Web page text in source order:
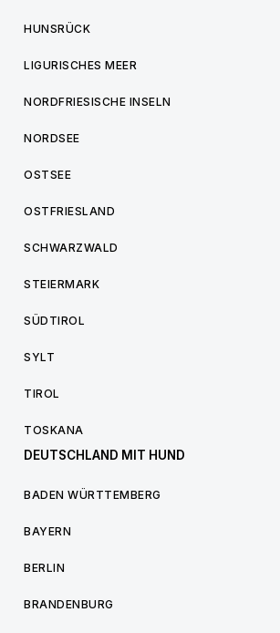
HUNSRÜCK
LIGURISCHES MEER
NORDFRIESISCHE INSELN
NORDSEE
OSTSEE
OSTFRIESLAND
SCHWARZWALD
STEIERMARK
SÜDTIROL
SYLT
TIROL
TOSKANA
DEUTSCHLAND MIT HUND
BADEN WÜRTTEMBERG
BAYERN
BERLIN
BRANDENBURG